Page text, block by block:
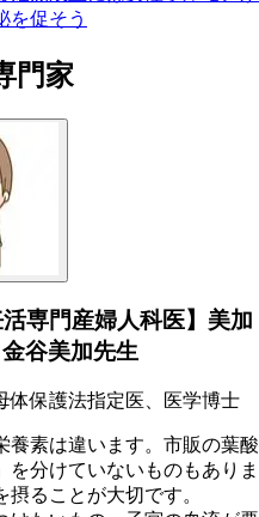
を促そう
門家
専門産婦人科医】美加
谷美加先生
体保護法指定医、医学博士
養素は違います。市販の葉酸
分けていないものもありま
ることが大切です。